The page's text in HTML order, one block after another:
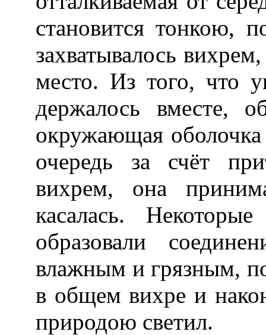
становится тонкою,
захватывалось
место. Из того, что
держалось вместе,
окружающая
очередь за счёт
вихрем, она
касалась.
образовали
влажным и грязным,
в общем вихре и
природою светил.